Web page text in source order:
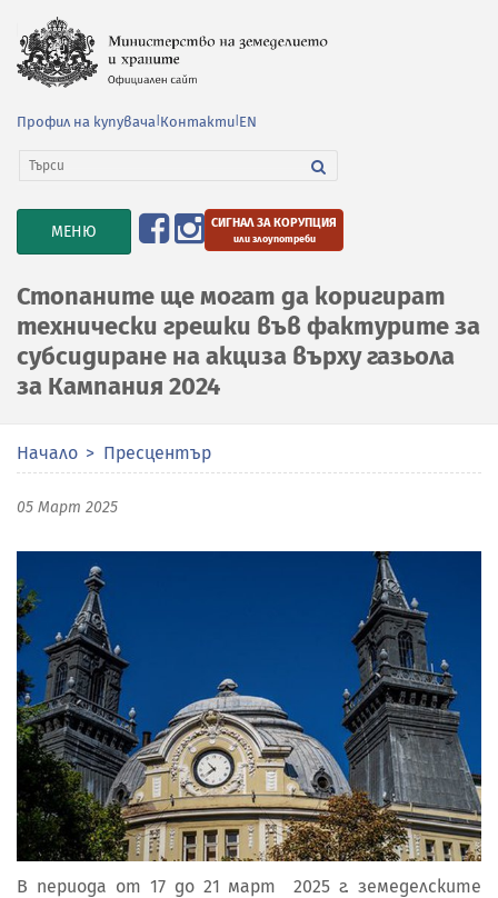
Профил на купувача Контакти EN
TOGGLE
NAVIGATION
МЕНЮ СИГНАЛ ЗА КОРУПЦИЯ
или злоупотреби
Стопаните ще могат да коригират
технически грешки във фактурите за
субсидиране на акциза върху газьола
за Кампания 2024
Начало Пресцентър
05 Март 2025
В периода от 17 до 21 март 2025 г. земеделските